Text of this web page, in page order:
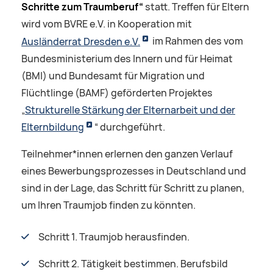
Schritte zum Traumberuf“statt. Treffen für Eltern
wird vom BVRE e.V. in Kooperation mit
Ausländerrat Dresden e.V.
im Rahmen des vom
Bundesministerium des Innern und für Heimat
(BMI) und Bundesamt für Migration und
Flüchtlinge (BAMF) geförderten Projektes
„Strukturelle Stärkung der Elternarbeit und der
Elternbildung
“ durchgeführt.
Teilnehmer*innen erlernen den ganzen Verlauf
eines Bewerbungsprozesses in Deutschland und
sind in der Lage, das Schritt für Schritt zu planen,
um Ihren Traumjob finden zu könnten.
Schritt 1. Traumjob herausfinden.
Schritt 2. Tätigkeit bestimmen. Berufsbild